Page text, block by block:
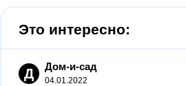
Это интересно:
Д Дом-и-сад
04.01.2022